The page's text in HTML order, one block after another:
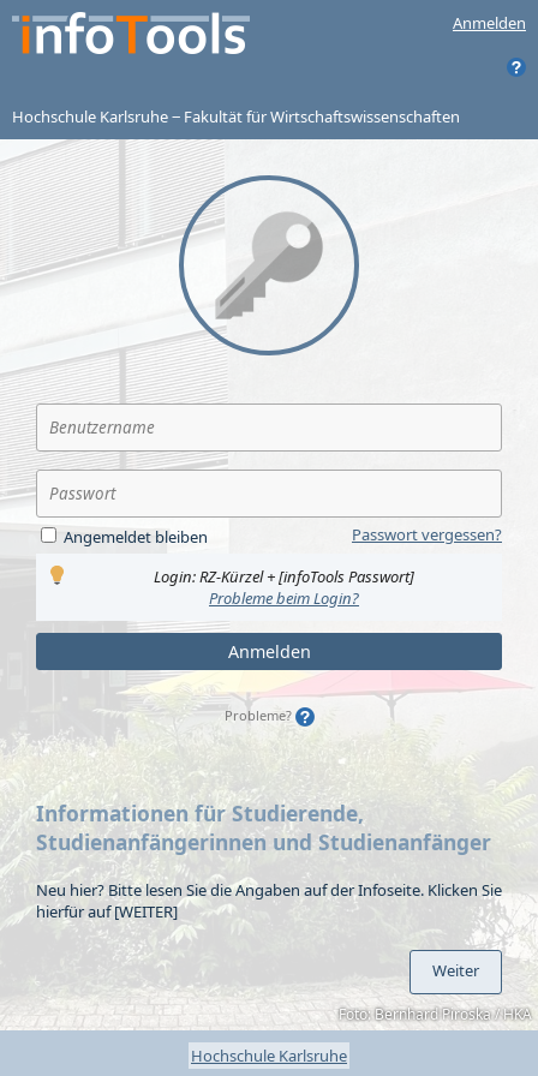
Hochschule Karlsruhe
Anmelden
Hochschule Karlsruhe ‒ Fakultät für Wirtschaftswissenschaften
Foto: Bernhard Piroska / HKA
Passwort vergessen?
Angemeldet bleiben
Login: RZ-Kürzel + [infoTools Passwort]
Probleme beim Login?
Anmelden
Probleme?
Informationen für Studierende,
Studienanfängerinnen und Studienanfänger
Neu hier? Bitte lesen Sie die Angaben auf der Infoseite. Klicken Sie
hierfür auf [WEITER]
Weiter